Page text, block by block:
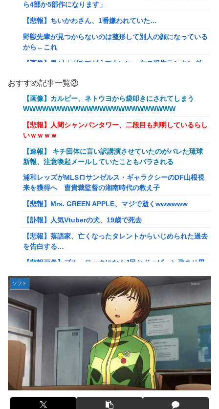
ら4部か5部作になります」
【悲報】ちいかわさん、1番嫌われていた…
野獣先輩が見つからないのは整形して別人の顔になっている
から←これ
【画像】男が「ガチでどうでもいい」女の報告ランキング、
【悲報】みい山作者さん、あらゆる過去を消しまくる
【艦これ】 E5の対潜レベリング用に装備調整してるんだけ
ど・・・
あなたは衛宮士郎の代わりに五次に挑むようです 第411話
【悲報】バンダイ、とんでもないガシャポンを1500円で販
売する
海外「世界で日本を死守するぞ！」 日本の消防署を訪れた
ちびっ子集団が世界をメロメロに
【悲報】若者「転勤とか無理」→企業、ついに制度を変え始
める
病気でウィッグと知った途端、女性社員を無視＆最低の性的
暴言を吐く会社男たち！裏で告発した結果、部署解体＆異動
で減給の地獄を見ることにｗｗ←人として最低限の倫理観す
ら欠如してる
イトで見るな！」と絡まれた→「Netflixですが…？」と返し
たらキョドって別車両へ逃走…20代にもなって群れてイキっ
てくんな
専業主婦の私に毎日暴言電話をかけてくるトメ！声優学校で
培った声色チェンジで間違い電話ループ⇒極道になりすまし
てドス声で脅した結果←声優スキルの無駄遣いが最高すぎる
ｗｗｗ
【悲報】落語家、亡くなったタレントからいじめられた過去
を告白する…
登場www
おすすめ記事一覧②
【画像】カルビー、ネトウヨから袋叩きにされてしまう
WWWWWWWWWWWWWWWWWWWWWWWW
【悲報】人間シャンパンタワー、二段目も判明しているらし
いｗｗｗｗ
【速報】 キチ団体に言い訳講演させていたのがバレた琉球
新報、注意喚起メールしていたこともバラされる
浦和レッズがMLSロサンゼルス・ギャラクシーのDF山根視
来を獲得へ 曺貴裁監督の湘南時代の教え子
【悲報】Mrs. GREEN APPLE、マジで逝くwwwwww
【訃報】人気Vtuberの犬、19歳で死去
【悲報】落語家、亡くなったタレントからいじめられた過去
を告白する…
【悲報画像】ブルーロックになんJ民とドッピュン孕ませ男
息子のオ●ニーを発見したワイの嫁、全ての対応を間違えて
しまう…
【動画】女子「勃ってんじゃん笑」男子「うるさい//」女子
「キャハハ！」→フ●ラ開始ｗｗｗｗｗｗｗｗｗｗ
佐々木舞音アナ 短パン、生足、横乳 バレーレポート！！
割とマジで日本の少子化の原因って何なのか
韓国型イージス搭載の次世代駆逐艦「KDDX」1番艦…2032
年竣工と公示！
【画像】フジの新人アナさん、二人とも腋を見せてくれない
ソフト